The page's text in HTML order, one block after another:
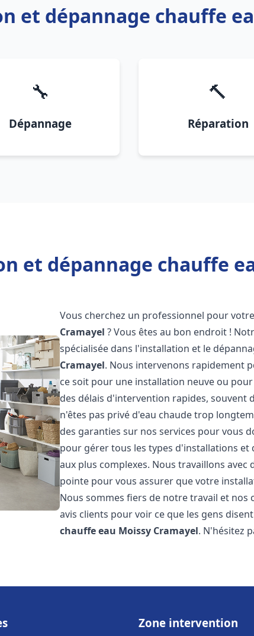
et dépannage chauffe
🔧
Dépannage
🔨
Réparation
et dépannage chauffe
Vous cherchez un professionnel pour votre
Cramayel ? Vous êtes au bon endroit !
spécialisée dans l'installation et le
Cramayel. Nous intervenons rapidement
ce soit pour une installation neuve ou
des délais d'intervention rapides, souvent
n'êtes pas privé d'eau chaude trop
des garanties sur nos services pour vous
pour gérer tous les types d'installations et
aux plus complexes. Nous travaillons
pointe pour vous assurer que votre
Nous sommes fiers de notre travail et nos
avis clients pour voir ce que les gens
chauffe eau Moissy Cramayel. N'hésitez
Zone intervention